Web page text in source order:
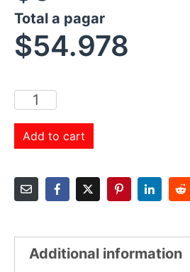
Total a pagar
$54.978
Add to cart
Additional information